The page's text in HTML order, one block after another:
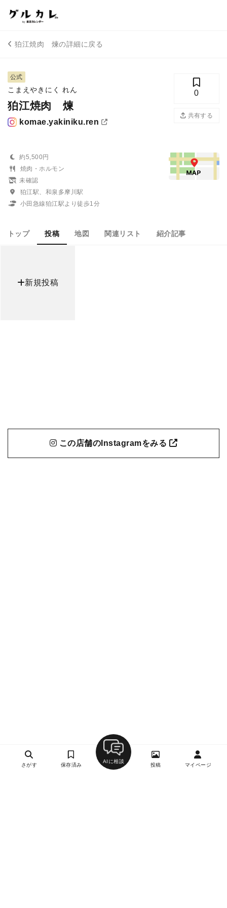
狛江焼肉 煉の詳細に戻る
公式
こまえやきにく れん
狛江焼肉 煉
komae.yakiniku.ren
0
共有する
約5,500円
焼肉・ホルモン
未確認
狛江駅、和泉多摩川駅
小田急線狛江駅より徒歩1分
トップ 投稿 地図 関連リスト 紹介記事
新規投稿
この店舗のInstagramをみる
さがす 保存済み
AIに相談
投稿 マイページ